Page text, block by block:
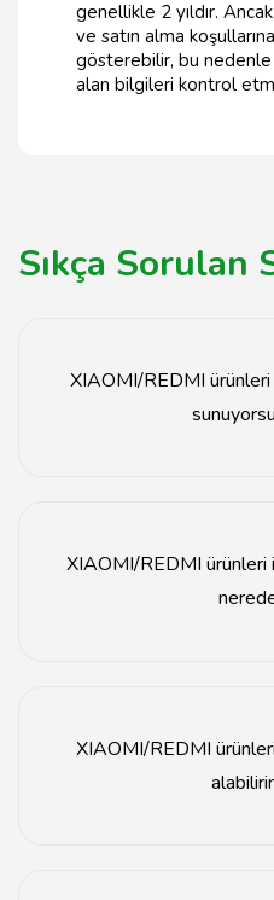
genellikle 2 yıldır.
ve satın alma
gösterebilir, bu
alan bilgileri kontrol
Sıkça Sorulan
XIAOMI/REDMI
XIAOMI/REDMI ürünleri
XIAOMI/REDMI